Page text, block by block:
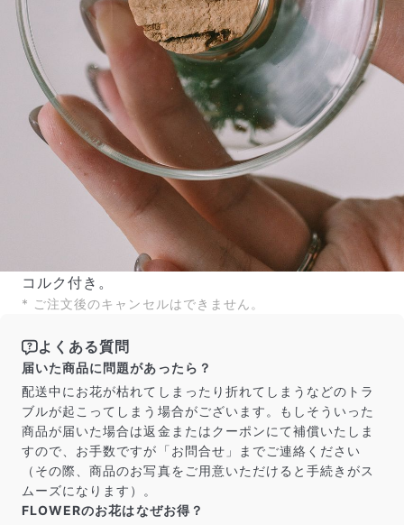
コルク付き。
* ご注文後のキャンセルはできません。
よくある質問
届いた商品に問題があったら？
配送中にお花が枯れてしまったり折れてしまうなどのトラ
ブルが起こってしまう場合がございます。もしそういった
商品が届いた場合は返金またはクーポンにて補償いたしま
すので、お手数ですが「お問合せ」までご連絡ください
（その際、商品のお写真をご用意いただけると手続きがス
ムーズになります）。
FLOWERのお花はなぜお得？